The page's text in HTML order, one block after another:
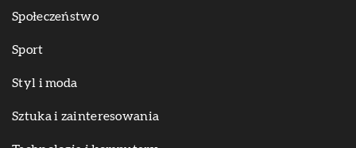
Społeczeństwo
Sport
Styl i moda
Sztuka i zainteresowania